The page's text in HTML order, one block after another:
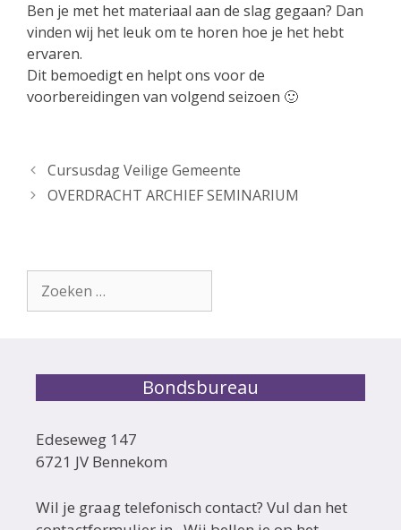
Ben je met het materiaal aan de slag gegaan? Dan
vinden wij het leuk om te horen hoe je het hebt
ervaren.
Dit bemoedigt en helpt ons voor de
voorbereidingen van volgend seizoen 🙂
Cursusdag Veilige Gemeente
OVERDRACHT ARCHIEF SEMINARIUM
Zoek
naar:
Bondsbureau
Edeseweg 147
6721 JV Bennekom
Wil je graag telefonisch contact? Vul dan het